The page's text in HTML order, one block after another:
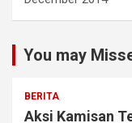
You may
BERITA
Aksi Kamisan